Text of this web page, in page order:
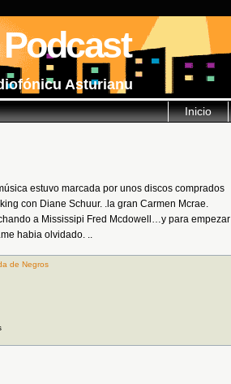
Asturianu
Inicio
estuvo marcada por unos discos comprados
con Diane Schuur. .la gran Carmen Mcrae.
a Mississipi Fred Mcdowell…y para empezar
habia olvidado. ..
de Negros